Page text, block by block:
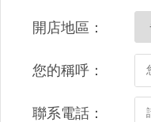
開店地區：
您的稱呼：
聯系電話：